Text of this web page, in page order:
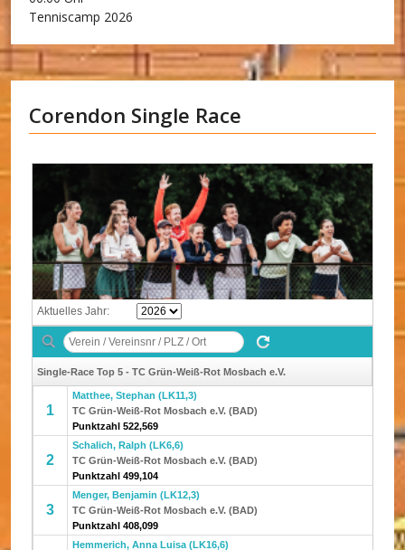
Tenniscamp 2026
Corendon Single Race